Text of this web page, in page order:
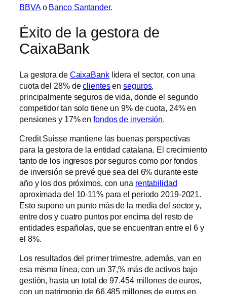
BBVAo Banco Santander.
Éxito de la gestora de
CaixaBank
La gestora de CaixaBanklidera el sector, con una
cuota del 28% declientesenseguros,
principalmente seguros de vida, donde el segundo
competidor tan solo tiene un 9% de cuota, 24% en
pensiones y 17% enfondos de inversión.
Credit Suisse mantiene las buenas perspectivas
para la gestora de la entidad catalana. El crecimiento
tanto de los ingresos por seguros como por fondos
de inversión se prevé que sea del 6% durante este
año y los dos próximos, con una rentabilidad
aproximada del 10-11% para el periodo 2019-2021.
Esto supone un punto más de la media del sector y,
entre dos y cuatro puntos por encima del resto de
entidades españolas, que se encuentran entre el 6 y
el 8%.
Los resultados del primer trimestre, además, van en
esa misma línea, con un 37,% más de activos bajo
gestión, hasta un total de 97.454 millones de euros,
con un patrimonio de 66.485 millones de euros en